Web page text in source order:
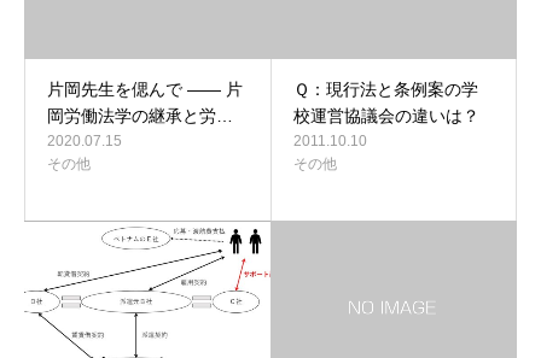
片岡先生を偲んで ―― 片
岡労働法学の継承と労…
2020.07.15
その他
Ｑ：現行法と条例案の学
校運営協議会の違いは？
2011.10.10
その他